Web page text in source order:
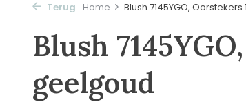
Terug Home Blush 7145YGO, Oorstekers
Blush
geelgoud